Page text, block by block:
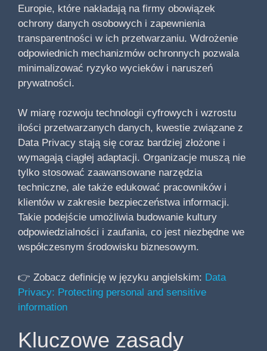
Europie, które nakładają na firmy obowiązek
ochrony danych osobowych i zapewnienia
transparentności w ich przetwarzaniu. Wdrożenie
odpowiednich mechanizmów ochronnych pozwala
minimalizować ryzyko wycieków i naruszeń
prywatności.
W miarę rozwoju technologii cyfrowych i wzrostu
ilości przetwarzanych danych, kwestie związane z
Data Privacy stają się coraz bardziej złożone i
wymagają ciągłej adaptacji. Organizacje muszą nie
tylko stosować zaawansowane narzędzia
techniczne, ale także edukować pracowników i
klientów w zakresie bezpieczeństwa informacji.
Takie podejście umożliwia budowanie kultury
odpowiedzialności i zaufania, co jest niezbędne we
współczesnym środowisku biznesowym.
👉 Zobacz definicję w języku angielskim: Data
Privacy: Protecting personal and sensitive
information
Kluczowe zasady